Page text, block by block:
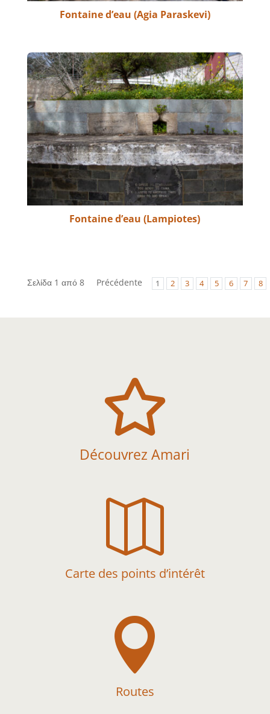
Fontaine d’eau (Agia Paraskevi)
Fontaine d’eau (Lampiotes)
Σελίδα 1 από 8 Précédente 1 2 3 4 5 6 7 8

Découvrez Amari

Carte des points d’intérêt

Routes